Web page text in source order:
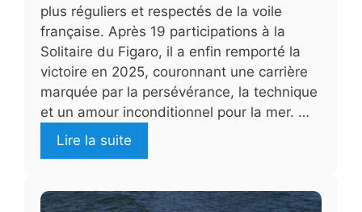
plus réguliers et respectés de la voile
française. Après 19 participations à la
Solitaire du Figaro, il a enfin remporté la
victoire en 2025, couronnant une carrière
marquée par la persévérance, la technique
et un amour inconditionnel pour la mer. …
Lire la suite